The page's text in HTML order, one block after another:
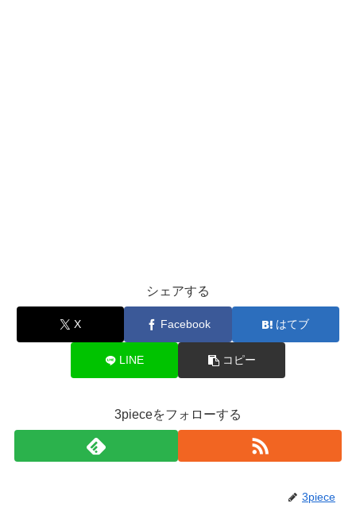
シェアする
X Facebook はてブ
LINE コピー
3pieceをフォローする
3piece